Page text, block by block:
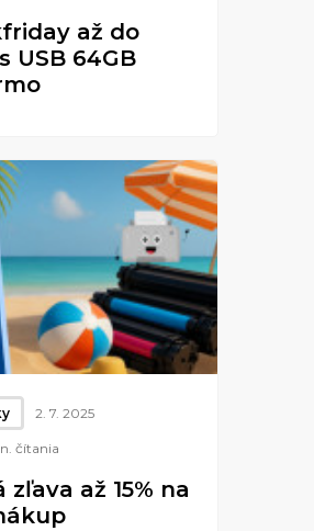
až do
USB 64GB
2. 7. 2025
čítania
zľava až 15% na